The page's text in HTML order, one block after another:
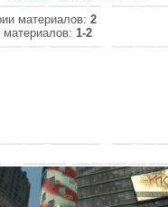
материалов: 2
материалов: 1-2